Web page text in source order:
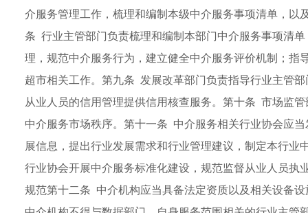
介服务管理工作，梳理和编制本级中介服务事项清单，
条 行业主管部门负责梳理和编制本部门中介服务事项清
理，规范中介服务行为，建立健全中介服务评价机制；
超市相关工作。第九条 发展改革部门负责指导行业主管
从业人员的信用管理提供信用核查服务。第十条 市场监
中介服务市场秩序。第十一条 中介服务相关行业协会应
展信息，提出行业发展需求和行业管理建议，制定本行
行业协会开展中介服务标准化建设，规范监督从业人员
规范第十二条 中介机构应当具备法定资质以及相关设备